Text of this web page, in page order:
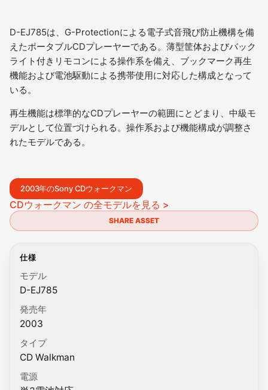
D-EJ785は、G-Protectionによる電子式音飛び防止機構を備
えたポータブルCDプレーヤーである。薄型筐体およびバック
ライト付きリモコンによる操作系を備え、ブックマーク再生
機能および電池駆動による携帯使用に対応した構成となって
いる。
再生機能は標準的なCDプレーヤーの範囲にとどまり、中級モ
デルとして位置づけられる。操作系および機能構成が調整さ
れたモデルである。
2003年のSony CDウォークマン
CDウォークマン の全モデルを見る >
SHARE ASSET
仕様
モデル
D-EJ785
発売年
2003
タイプ
CD Walkman
電源